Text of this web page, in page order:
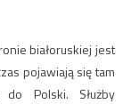
białoruskiej jest
pojawiają się tam
Polski. Służby